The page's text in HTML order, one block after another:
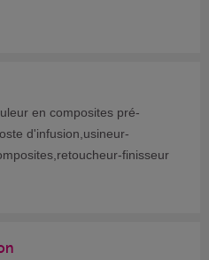
en composites pré-
d'infusion,usineur-
finisseur